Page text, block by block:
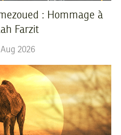
: Hommage à
Farzit
Aug 2026